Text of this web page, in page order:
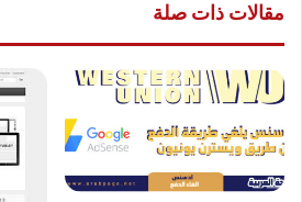
مقالات ذات صلة